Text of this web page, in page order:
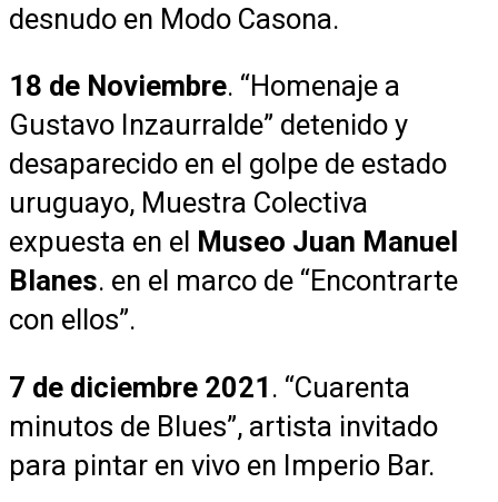
desnudo en Modo Casona.
18 de Noviembre. “Homenaje a
Gustavo Inzaurralde” detenido y
desaparecido en el golpe de estado
uruguayo, Muestra Colectiva
expuesta en el Museo Juan Manuel
Blanes. en el marco de “Encontrarte
con ellos”.
7 de diciembre 2021 . “Cuarenta
minutos de Blues”, artista invitado
para pintar en vivo en Imperio Bar.